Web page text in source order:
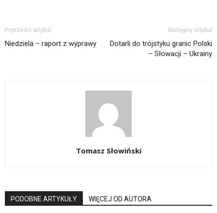
Poprzedni artykuł
Niedziela – raport z wyprawy
Następny artykuł
Dotarli do trójstyku granic Polski
– Słowacji – Ukrainy
Tomasz Słowiński
PODOBNE ARTYKUŁY WIĘCEJ OD AUTORA